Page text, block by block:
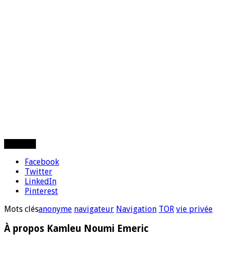
Facebook
Twitter
LinkedIn
Pinterest
Mots clésanonyme navigateur Navigation TOR vie privée
À propos Kamleu Noumi Emeric